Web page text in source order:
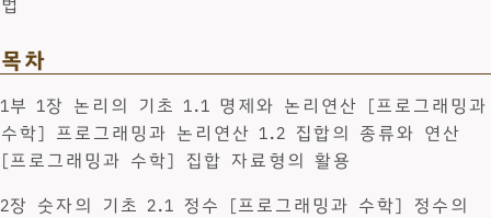
법
목차
1부 1장 논리의 기초 1.1 명제와 논리연산 [프로그래밍과
수학] 프로그래밍과 논리연산 1.2 집합의 종류와 연산
[프로그래밍과 수학] 집합 자료형의 활용
2장 숫자의 기초 2.1 정수 [프로그래밍과 수학] 정수의